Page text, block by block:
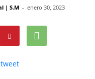
| S.M - enero 30, 2023
tweet